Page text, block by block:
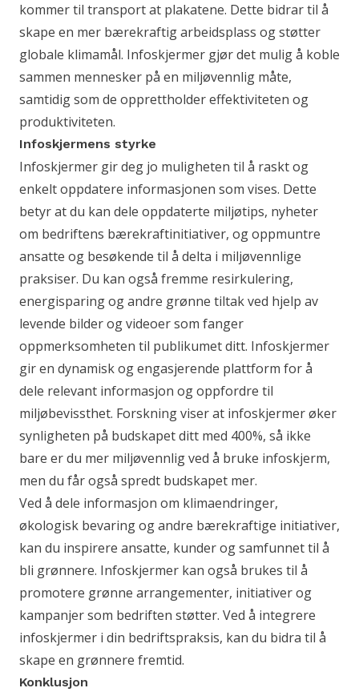
kommer til transport at plakatene. Dette bidrar til å
skape en mer bærekraftig arbeidsplass og støtter
globale klimamål. Infoskjermer gjør det mulig å koble
sammen mennesker på en miljøvennlig måte,
samtidig som de opprettholder effektiviteten og
produktiviteten.
Infoskjermens styrke
Infoskjermer gir deg jo muligheten til å raskt og
enkelt oppdatere informasjonen som vises. Dette
betyr at du kan dele oppdaterte miljøtips, nyheter
om bedriftens bærekraftinitiativer, og oppmuntre
ansatte og besøkende til å delta i miljøvennlige
praksiser. Du kan også fremme resirkulering,
energisparing og andre grønne tiltak ved hjelp av
levende bilder og videoer som fanger
oppmerksomheten til publikumet ditt. Infoskjermer
gir en dynamisk og engasjerende plattform for å
dele relevant informasjon og oppfordre til
miljøbevissthet. Forskning viser at infoskjermer øker
synligheten på budskapet ditt med 400%, så ikke
bare er du mer miljøvennlig ved å bruke infoskjerm,
men du får også spredt budskapet mer.
Ved å dele informasjon om klimaendringer,
økologisk bevaring og andre bærekraftige initiativer,
kan du inspirere ansatte, kunder og samfunnet til å
bli grønnere. Infoskjermer kan også brukes til å
promotere grønne arrangementer, initiativer og
kampanjer som bedriften støtter. Ved å integrere
infoskjermer i din bedriftspraksis, kan du bidra til å
skape en grønnere fremtid.
Konklusjon